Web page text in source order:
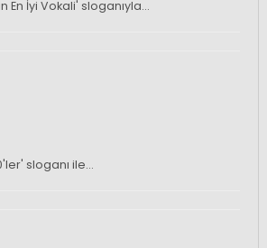
En İyi Vokali' sloganıyla…
sloganı ile…